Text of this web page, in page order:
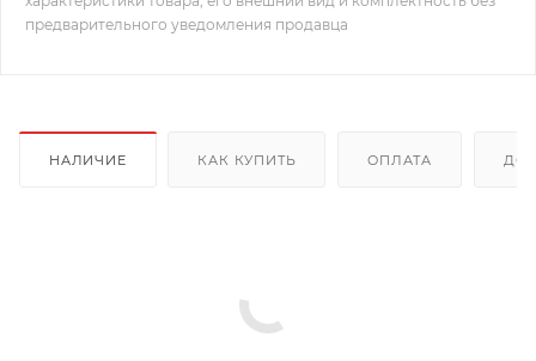
предварительного уведомления продавца
НАЛИЧИЕ КАК КУПИТЬ ОПЛАТА